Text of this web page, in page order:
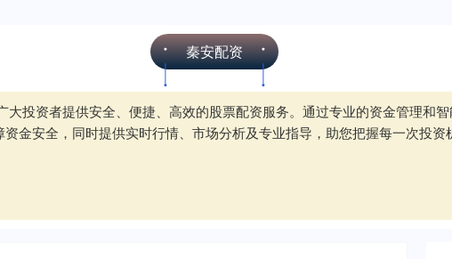
秦安配资
投资者提供安全、便捷、高效的股票配资服务。通过专业的资金管理和
金安全，同时提供实时行情、市场分析及专业指导，助您把握每一次投